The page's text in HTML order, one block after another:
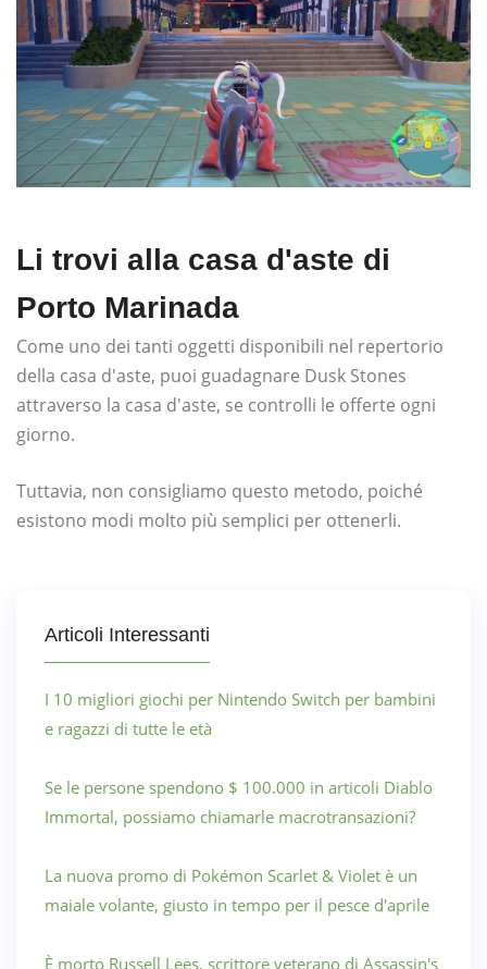
Li trovi alla casa d'aste di
Porto Marinada
Come uno dei tanti oggetti disponibili nel repertorio
della casa d'aste, puoi guadagnare Dusk Stones
attraverso la casa d'aste, se controlli le offerte ogni
giorno.
Tuttavia, non consigliamo questo metodo, poiché
esistono modi molto più semplici per ottenerli.
Articoli Interessanti
I 10 migliori giochi per Nintendo Switch per bambini
e ragazzi di tutte le età
Se le persone spendono $ 100.000 in articoli Diablo
Immortal, possiamo chiamarle macrotransazioni?
La nuova promo di Pokémon Scarlet & Violet è un
maiale volante, giusto in tempo per il pesce d'aprile
È morto Russell Lees, scrittore veterano di Assassin's